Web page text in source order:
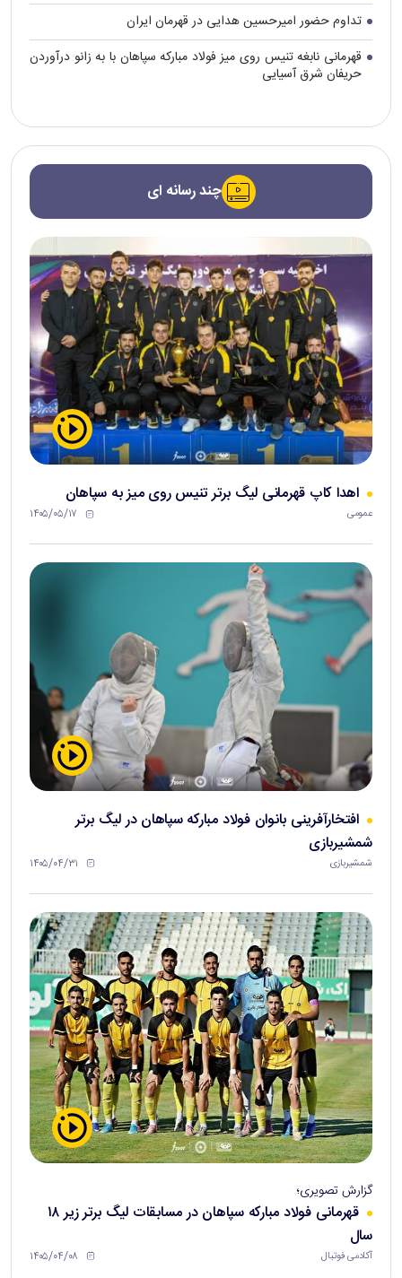
تداوم حضور امیرحسین هدایی در قهرمان ایران
قهرمانی نابغه تنیس روی میز فولاد مبارکه سپاهان با به زانو درآوردن
حریفان شرق آسیایی
چند رسانه ای
اهدا کاپ قهرمانی لیگ برتر تنیس روی میز به سپاهان
عمومی ۱۴۰۵/۰۵/۱۷
افتخارآفرینی بانوان فولاد مبارکه سپاهان در لیگ برتر
شمشیربازی
شمشیربازی ۱۴۰۵/۰۴/۳۱
گزارش تصویری؛
قهرمانی فولاد مبارکه سپاهان در مسابقات لیگ برتر زیر ۱۸
سال
آکادمی فوتبال ۱۴۰۵/۰۴/۰۸